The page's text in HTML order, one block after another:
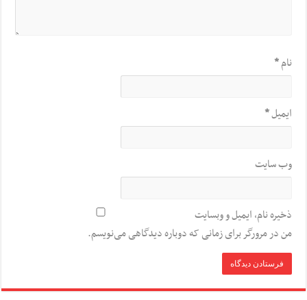
نام*
ایمیل*
وب‌ سایت
ذخیره نام، ایمیل و وبسایت
من در مرورگر برای زمانی که دوباره دیدگاهی می‌نویسم.